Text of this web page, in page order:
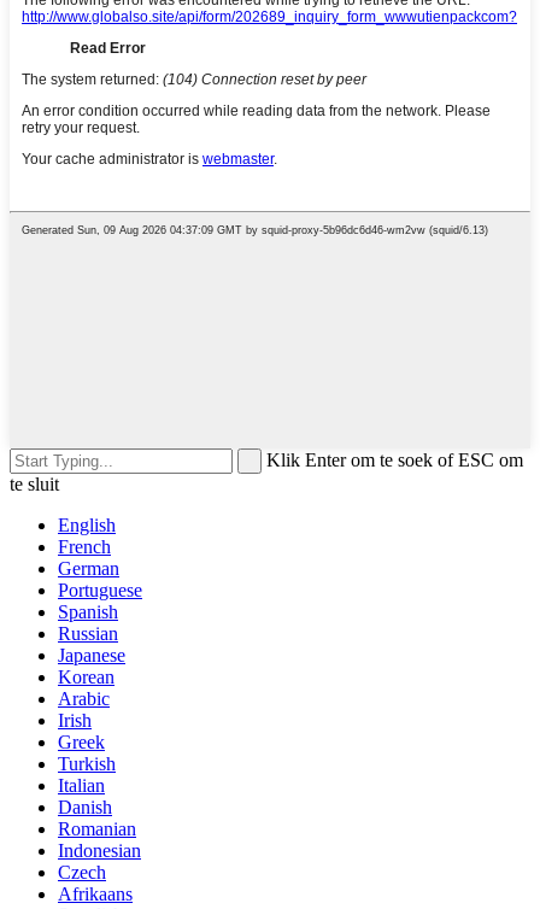
Klik Enter om te soek of ESC om
te sluit
English
French
German
Portuguese
Spanish
Russian
Japanese
Korean
Arabic
Irish
Greek
Turkish
Italian
Danish
Romanian
Indonesian
Czech
Afrikaans